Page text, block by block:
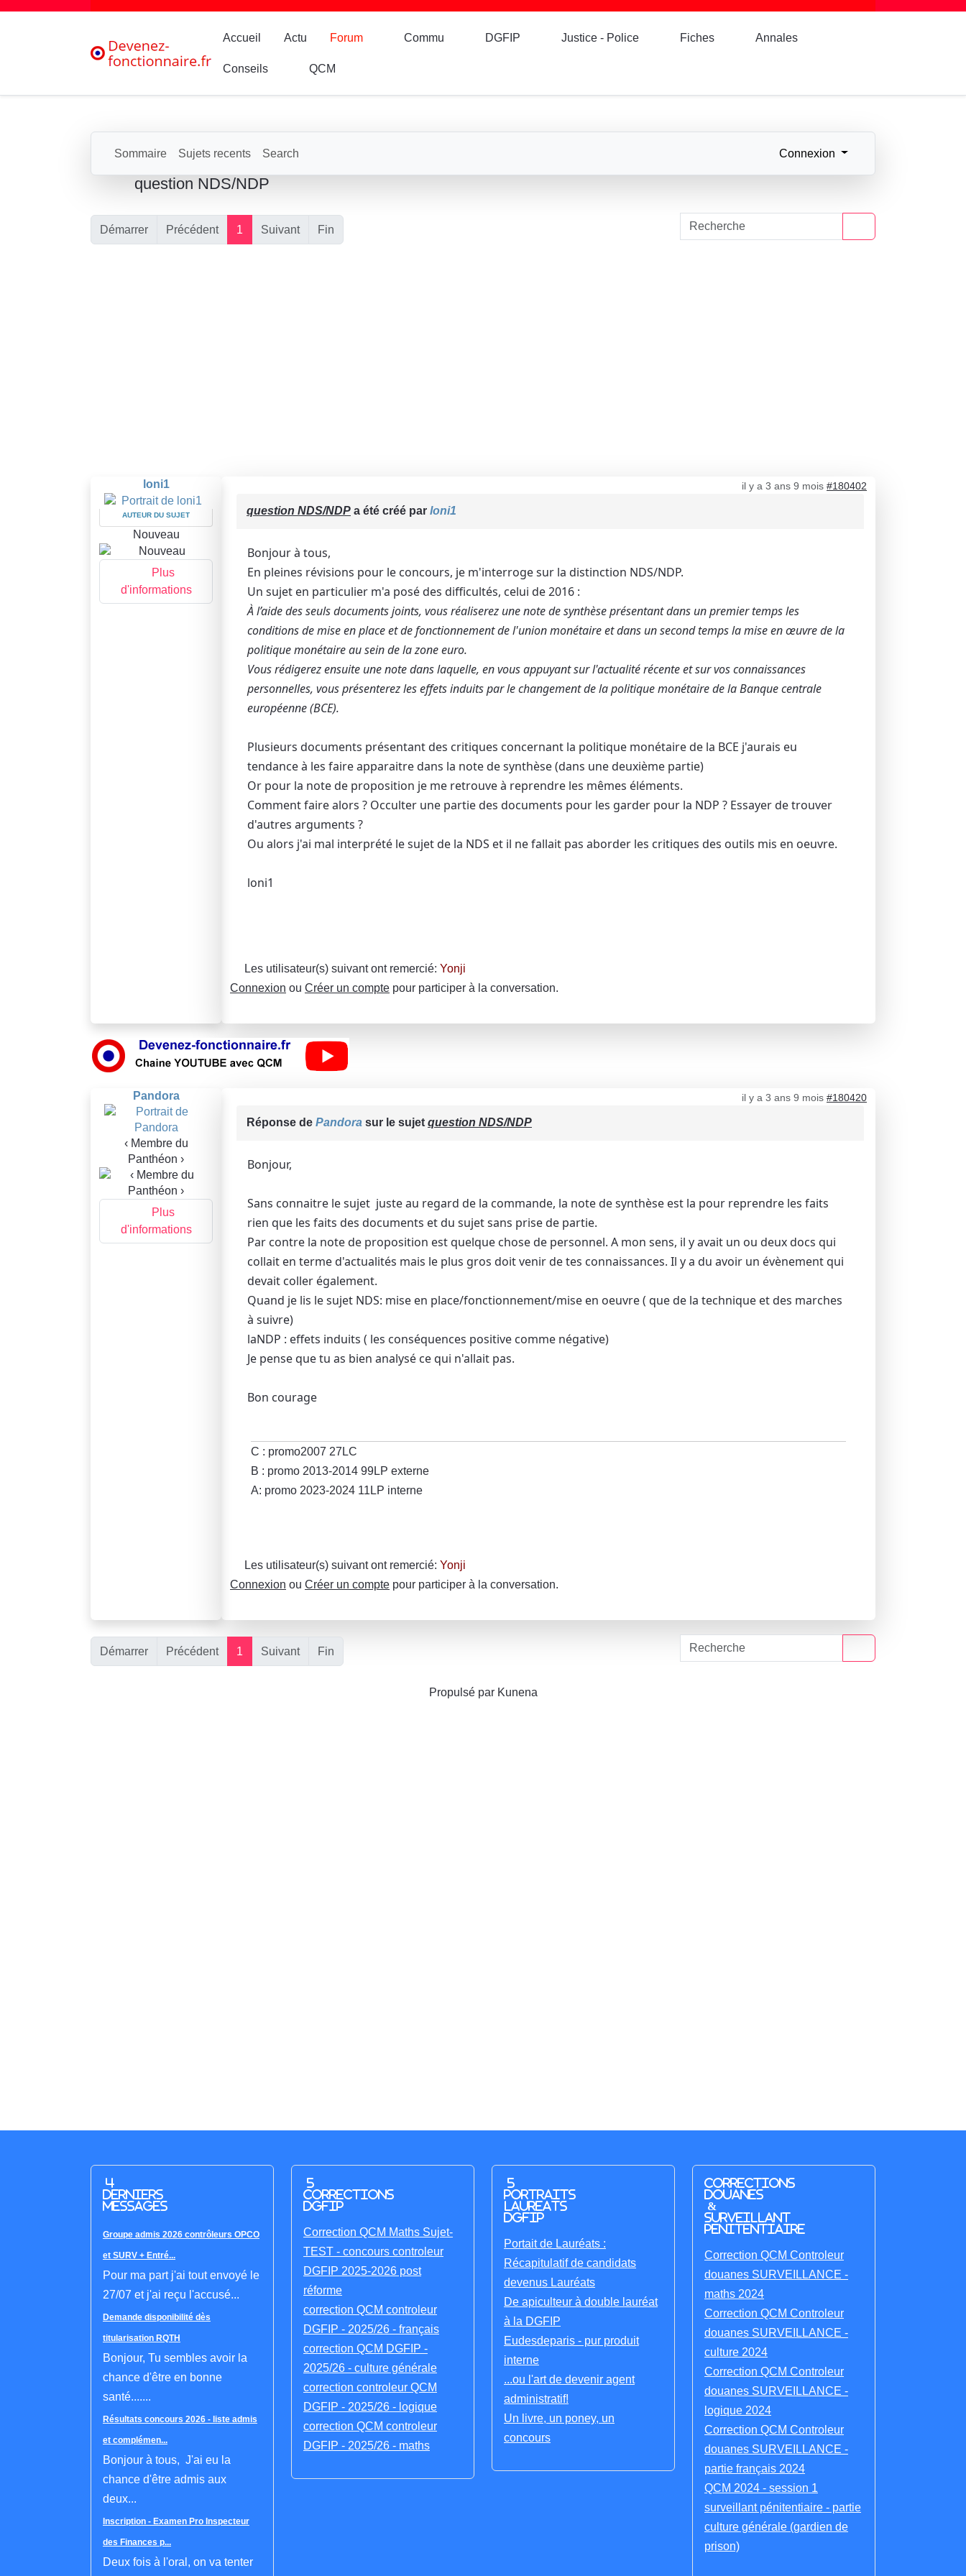
Accueil Actu Forum Commu DGFIP Justice - Police Fiches Annales
Conseils QCM
Sommaire Sujets recents Search Connexion
question NDS/NDP
Démarrer Précédent 1 Suivant Fin
loni1
AUTEUR DU SUJET
Nouveau
Plus
d'informations
il y a 3 ans 9 mois #180402
question NDS/NDP a été créé par loni1
Bonjour à tous,
En pleines révisions pour le concours, je m'interroge sur la distinction NDS/NDP.
Un sujet en particulier m'a posé des difficultés, celui de 2016 :
À l’aide des seuls documents joints, vous réaliserez une note de synthèse présentant dans un premier temps les
conditions de mise en place et de fonctionnement de l'union monétaire et dans un second temps la mise en œuvre de la
politique monétaire au sein de la zone euro.
Vous rédigerez ensuite une note dans laquelle, en vous appuyant sur l'actualité récente et sur vos connaissances
personnelles, vous présenterez les effets induits par le changement de la politique monétaire de la Banque centrale
européenne (BCE).
Plusieurs documents présentant des critiques concernant la politique monétaire de la BCE j'aurais eu
tendance à les faire apparaitre dans la note de synthèse (dans une deuxième partie)
Or pour la note de proposition je me retrouve à reprendre les mêmes éléments.
Comment faire alors ? Occulter une partie des documents pour les garder pour la NDP ? Essayer de trouver
d'autres arguments ?
Ou alors j'ai mal interprété le sujet de la NDS et il ne fallait pas aborder les critiques des outils mis en oeuvre.
loni1
Les utilisateur(s) suivant ont remercié: Yonji
Connexion ou Créer un compte pour participer à la conversation.
Pandora
‹ Membre du
Panthéon ›
Plus
d'informations
il y a 3 ans 9 mois #180420
Réponse de Pandora sur le sujet question NDS/NDP
Bonjour,
Sans connaitre le sujet juste au regard de la commande, la note de synthèse est la pour reprendre les faits
rien que les faits des documents et du sujet sans prise de partie.
Par contre la note de proposition est quelque chose de personnel. A mon sens, il y avait un ou deux docs qui
collait en terme d'actualités mais le plus gros doit venir de tes connaissances. Il y a du avoir un évènement qui
devait coller également.
Quand je lis le sujet NDS: mise en place/fonctionnement/mise en oeuvre ( que de la technique et des marches
à suivre)
laNDP : effets induits ( les conséquences positive comme négative)
Je pense que tu as bien analysé ce qui n'allait pas.
Bon courage
C : promo2007 27LC
B : promo 2013-2014 99LP externe
A: promo 2023-2024 11LP interne
Les utilisateur(s) suivant ont remercié: Yonji
Connexion ou Créer un compte pour participer à la conversation.
Démarrer Précédent 1 Suivant Fin
Propulsé par Kunena
4
derniers
messages
Groupe admis 2026 contrôleurs OPCO
et SURV + Entré...
Pour ma part j'ai tout envoyé le
27/07 et j'ai reçu l'accusé...
Demande disponibilité dès
titularisation RQTH
Bonjour, Tu sembles avoir la
chance d'être en bonne
santé.......
Résultats concours 2026 - liste admis
et complémen...
Bonjour à tous, J'ai eu la
chance d'être admis aux
deux...
Inscription - Examen Pro Inspecteur
des Finances p...
Deux fois à l'oral, on va tenter
5
corrections
DGFIP
Correction QCM Maths Sujet-
TEST - concours controleur
DGFIP 2025-2026 post
réforme
correction QCM controleur
DGFIP - 2025/26 - français
correction QCM DGFIP -
2025/26 - culture générale
correction controleur QCM
DGFIP - 2025/26 - logique
correction QCM controleur
DGFIP - 2025/26 - maths
5
portraits
laureats
DGFIP
Portait de Lauréats :
Récapitulatif de candidats
devenus Lauréats
De apiculteur à double lauréat
à la DGFIP
Eudesdeparis - pur produit
interne
...ou l'art de devenir agent
administratif!
Un livre, un poney, un
concours
Corrections
Douanes
&
Surveillant
penitentiaire
Correction QCM Controleur
douanes SURVEILLANCE -
maths 2024
Correction QCM Controleur
douanes SURVEILLANCE -
culture 2024
Correction QCM Controleur
douanes SURVEILLANCE -
logique 2024
Correction QCM Controleur
douanes SURVEILLANCE -
partie français 2024
QCM 2024 - session 1
surveillant pénitentiaire - partie
culture générale (gardien de
prison)